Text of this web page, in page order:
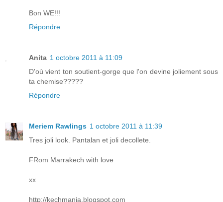
Bon WE!!!
Répondre
Anita 1 octobre 2011 à 11:09
D'où vient ton soutient-gorge que l'on devine joliement sous
ta chemise?????
Répondre
Meriem Rawlings 1 octobre 2011 à 11:39
Tres joli look. Pantalan et joli decollete.
FRom Marrakech with love
xx
http://kechmania.blogspot.com